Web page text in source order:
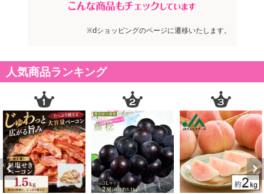
※dショッピングのページに遷移いたします。
人気商品ランキング
Previous Next